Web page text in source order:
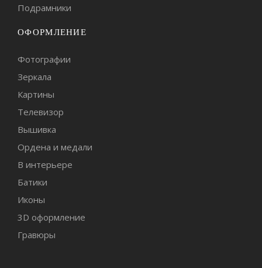
Подрамники
ОФОРМЛЕНИЕ
Фотографии
Зеркала
Картины
Телевизор
Вышивка
Ордена и медали
В интерьере
Батики
Иконы
3D оформление
Гравюры